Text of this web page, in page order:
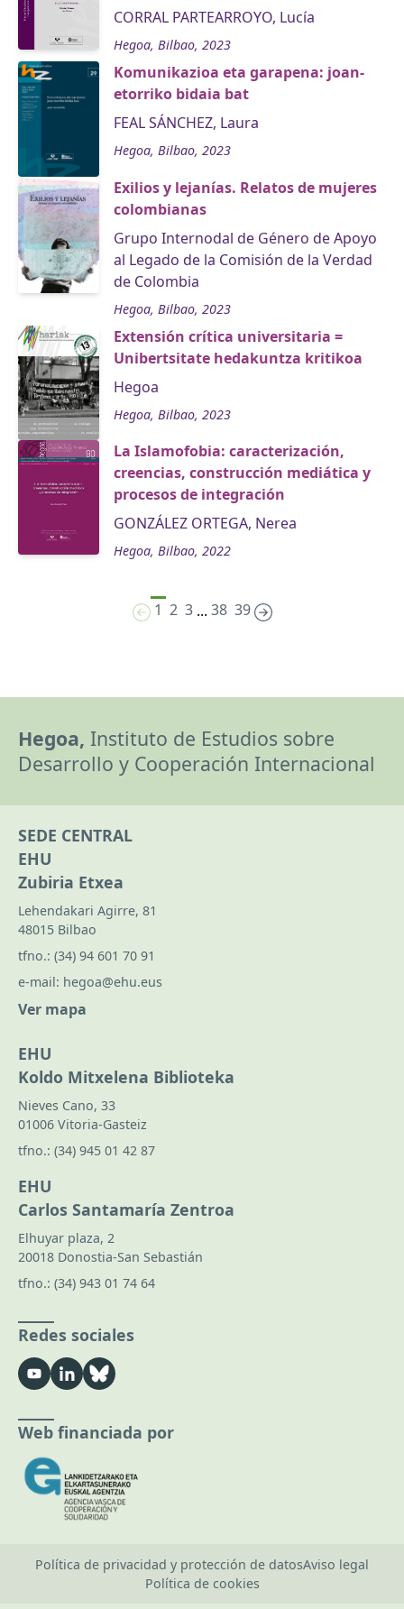
CORRAL PARTEARROYO, Lucía
Hegoa, Bilbao, 2023
Komunikazioa eta garapena: joan-
etorriko bidaia bat
FEAL SÁNCHEZ, Laura
Hegoa, Bilbao, 2023
Exilios y lejanías. Relatos de mujeres
colombianas
Grupo Internodal de Género de Apoyo
al Legado de la Comisión de la Verdad
de Colombia
Hegoa, Bilbao, 2023
Extensión crítica universitaria =
Unibertsitate hedakuntza kritikoa
Hegoa
Hegoa, Bilbao, 2023
La Islamofobia: caracterización,
creencias, construcción mediática y
procesos de integración
GONZÁLEZ ORTEGA, Nerea
Hegoa, Bilbao, 2022
1 2 3 ... 38 39
Hegoa, Instituto de Estudios sobre
Desarrollo y Cooperación Internacional
SEDE CENTRAL
EHU
Zubiria Etxea
Lehendakari Agirre, 81
48015 Bilbao
tfno.: (34) 94 601 70 91
e-mail: hegoa@ehu.eus
Ver mapa
EHU
Koldo Mitxelena Biblioteka
Nieves Cano, 33
01006 Vitoria-Gasteiz
tfno.: (34) 945 01 42 87
EHU
Carlos Santamaría Zentroa
Elhuyar plaza, 2
20018 Donostia-San Sebastián
tfno.: (34) 943 01 74 64
Redes sociales
Web financiada por
Política de privacidad y protección de datosAviso legal
Política de cookies